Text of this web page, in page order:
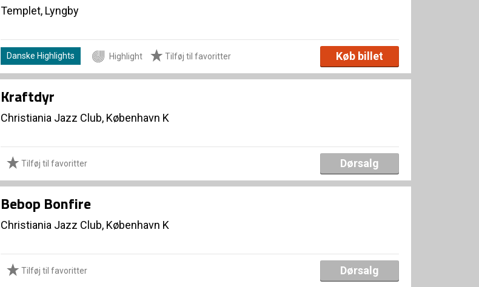
Templet, Lyngby
Danske Highlights Highlight Tilføj til favoritter Køb billet
Kraftdyr
Christiania Jazz Club, København K
Tilføj til favoritter Dørsalg
Bebop Bonfire
Christiania Jazz Club, København K
Tilføj til favoritter Dørsalg